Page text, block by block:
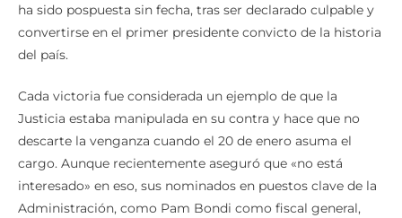
ha sido pospuesta sin fecha, tras ser declarado culpable y
convertirse en el primer presidente convicto de la historia
del país.
Cada victoria fue considerada un ejemplo de que la
Justicia estaba manipulada en su contra y hace que no
descarte la venganza cuando el 20 de enero asuma el
cargo. Aunque recientemente aseguró que «no está
interesado» en eso, sus nominados en puestos clave de la
Administración, como Pam Bondi como fiscal general,